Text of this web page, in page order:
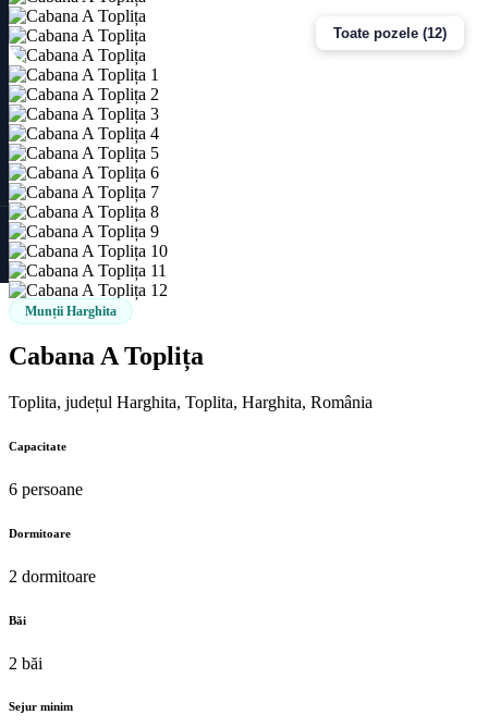
Toate pozele (12)
Munții Harghita
Cabana A Toplița
Toplita, județul Harghita, Toplita, Harghita, România
Capacitate
6 persoane
Dormitoare
2 dormitoare
Băi
2 băi
Sejur minim